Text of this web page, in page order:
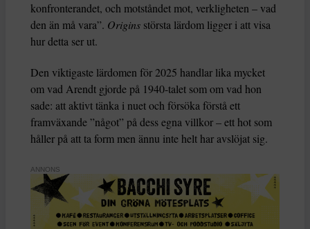
konfronterandet, och motståndet mot, verkligheten – vad
den än må vara”. Origins största lärdom ligger i att visa
hur detta ser ut.
Den viktigaste lärdomen för 2025 handlar lika mycket
om vad Arendt gjorde på 1940-talet som om vad hon
sade: att aktivt tänka i nuet och försöka förstå ett
framväxande ”något” på dess egna villkor – ett hot som
håller på att ta form men ännu inte helt har avslöjat sig.
ANNONS